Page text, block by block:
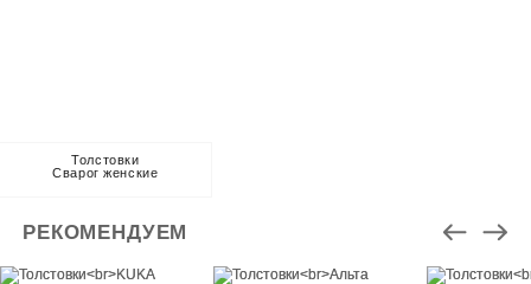
Толстовки
Сварог женские
РЕКОМЕНДУЕМ